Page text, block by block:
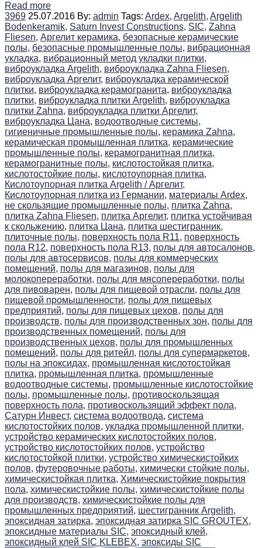
Read more
3969 25.07.2016 By: admin Tags: Ardex, Argelith, Argelith
Bodenkeramik, Saturn Invest Constructions, SIC, Zahna
Fliesen, Аргелит керамика, безопасные керамические
полы, безопасные промышленные полы, вибрационная
укладка, вибрационный метод укладки плитки,
виброукладка Argelith, виброукладка Zahna Fliesen,
виброукладка Аргелит, виброукладка керамической
плитки, виброукладка керамогранита, виброукладка
плитки, виброукладка плитки Argelith, виброукладка
плитки Zahna, виброукладка плитки Аргелит,
виброукладка Цана, водоотводные системы,
гигиеничные промышленные полы, керамика Zahna,
керамическая промышленная плитка, керамические
промышленные полы, керамогранитная плитка,
керамогранитные полы, кислотостойкая плитка,
кислотостойкие полы, кислотоупорная плитка,
Кислотоупорная плитка Argelith / Аргелит,
Кислотоупорная плитка из Германии, материалы Ardex,
не скользящие промышленные полы, плитка Zahna,
плитка Zahna Fliesen, плитка Аргелит, плитка устойчивая
к скольжению, плитка Цана, плитка шестигранник,
плиточные полы, поверхность пола R11, поверхность
пола R12, поверхность пола R13, полы для автосалонов,
полы для автосервисов, полы для коммерческих
помещений, полы для магазинов, полы для
молокопереработки, полы для мясопереработки, полы
для пивоварен, полы для пищевой отрасли, полы для
пищевой промышленности, полы для пищевых
предприятий, полы для пищевых цехов, полы для
производств, полы для производственных зон, полы для
производственных помещений, полы для
производственных цехов, полы для промышленных
помещений, полы для ритейл, полы для супермаркетов,
полы на эпоксидах, промышленная кислотостойкая
плитка, промышленная плитка, промышленные
водоотводные системы, промышленные кислотостойкие
полы, промышленные полы, противоскользящая
поверхность пола, противоскользящий эффект пола,
Сатурн Инвест, система водоотвода, система
кислотостойких полов, укладка промышленной плитки,
устройство керамических кислотостойких полов,
устройство кислотостойких полов, устройство
кислотостойкой плитки, устройство химическистойких
полов, футеровочные работы, химически стойкие полы,
химическистойкая плитка, Химическистойкие покрытия
пола, химическистойкие полы, химическистойкие полы
для производств, химическистойкие полы для
промышленных предприятий, шестигранник Argelith,
эпоксидная затирка, эпоксидная затирка SIC GROUTEX,
эпоксидные материалы SIC, эпоксидный клей,
эпоксидный клей SIC KLEBEX, эпоксиды SIC